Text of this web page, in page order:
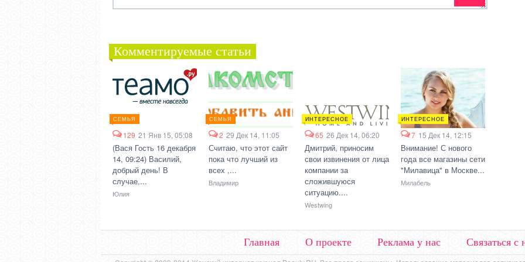
Комментируемые статьи
СЕМЬЯ
129 21 Янв 15, 05:08
(Вася Гость 16 декабря
14, 09:24) Василий,
добрый день! В
случае,...
Юлия
СЕМЬЯ
2 29 Дек 14, 11:05
Считаю, что этот сайт
пока что лучший из
всех ,...
Владимир
ИНТЕРЕСНОЕ
65 26 Дек 14, 06:20
Дмитрий, приносим
свои извинения от лица
компании за
сложившуюся
ситуацию....
Westwing
ИНТЕРЕСНОЕ
7 15 Дек 14, 12:15
Внимание! С нового
года все магазины сети
"Милавица" в Москве...
Милабель
Главная О проекте Реклама у нас Связаться с